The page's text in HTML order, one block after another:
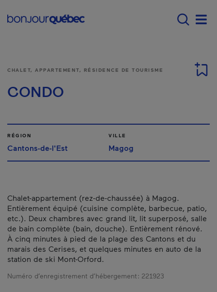
Main navigation -
CHALET, APPARTEMENT, RÉSIDENCE DE TOURISME
CONDO
RÉGION
Cantons-de-l'Est
VILLE
Magog
Chalet-appartement (rez-de-chaussée) à Magog.
Entièrement équipé (cuisine complète, barbecue, patio,
etc.). Deux chambres avec grand lit, lit superposé, salle
de bain complète (bain, douche). Entièrement rénové.
À cinq minutes à pied de la plage des Cantons et du
marais des Cerises, et quelques minutes en auto de la
station de ski Mont-Orford.
Numéro d’enregistrement d’hébergement : 221923